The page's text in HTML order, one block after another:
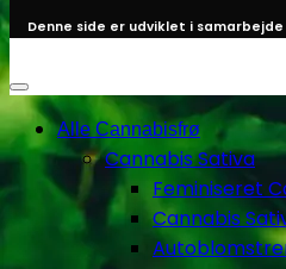
Denne side er udviklet i samarbejde
Alle Cannabisfrø
Cannabis Sativa
Feminiseret
Cannabis